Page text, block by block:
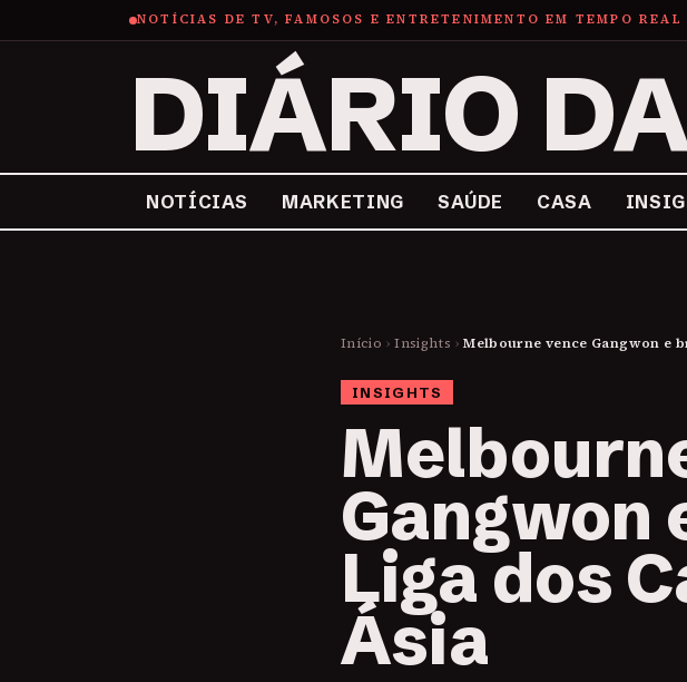
NOTÍCIAS DE TV, FAMOSOS E ENTRETENIMENTO EM TEMPO REAL
DIÁRIO
NOTÍCIAS MARKETING SAÚDE CASA
Início › Insights › Melbourne vence Gangwon e
INSIGHTS
Gangwon
Liga dos
Ásia